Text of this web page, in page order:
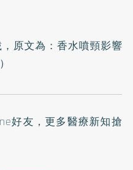
原文為： 香水噴頸影響
）
好友 ，更多醫療新知搶